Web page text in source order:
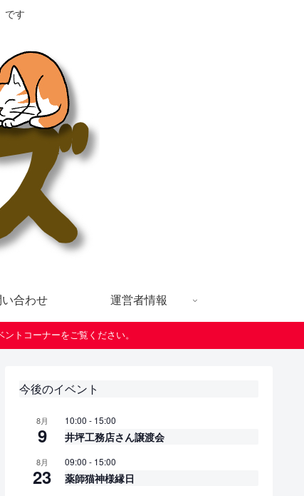
です
い合わせ 運営者情報
トコーナーをご覧ください。
今後のイベント
8月
9
10:00 - 15:00
井坪工務店さん譲渡会
8月
23
09:00 - 15:00
薬師猫神様縁日